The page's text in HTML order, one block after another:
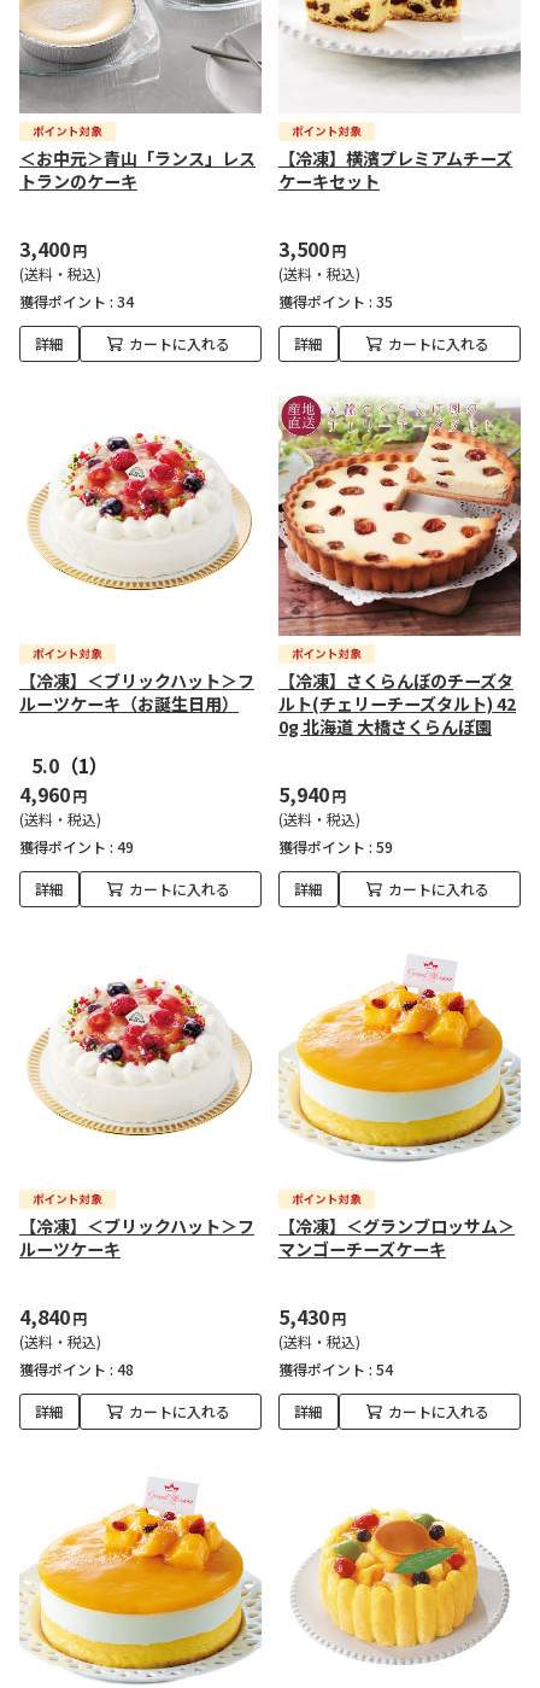
＜お中元＞青山「ランス」レス
トランのケーキ
3,400円
(送料・税込)
獲得ポイント : 34
詳細 カートに入れる
【冷凍】横濱プレミアムチーズ
ケーキセット
3,500円
(送料・税込)
獲得ポイント : 35
詳細 カートに入れる
【冷凍】＜ブリックハット＞フ
ルーツケーキ（お誕生日用）
5.0 （1）
4,960円
(送料・税込)
獲得ポイント : 49
詳細 カートに入れる
【冷凍】さくらんぼのチーズタ
ルト(チェリーチーズタルト) 42
0g 北海道 大橋さくらんぼ園
5,940円
(送料・税込)
獲得ポイント : 59
詳細 カートに入れる
【冷凍】＜ブリックハット＞フ
ルーツケーキ
4,840円
(送料・税込)
獲得ポイント : 48
詳細 カートに入れる
【冷凍】＜グランブロッサム＞
マンゴーチーズケーキ
5,430円
(送料・税込)
獲得ポイント : 54
詳細 カートに入れる